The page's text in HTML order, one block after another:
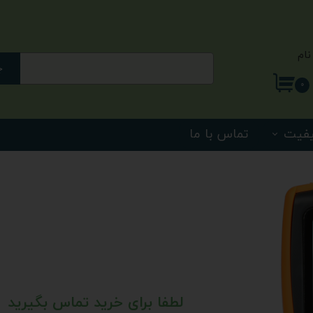
من
تماس با ما
۰
لطفا برای خرید تماس بگیرید